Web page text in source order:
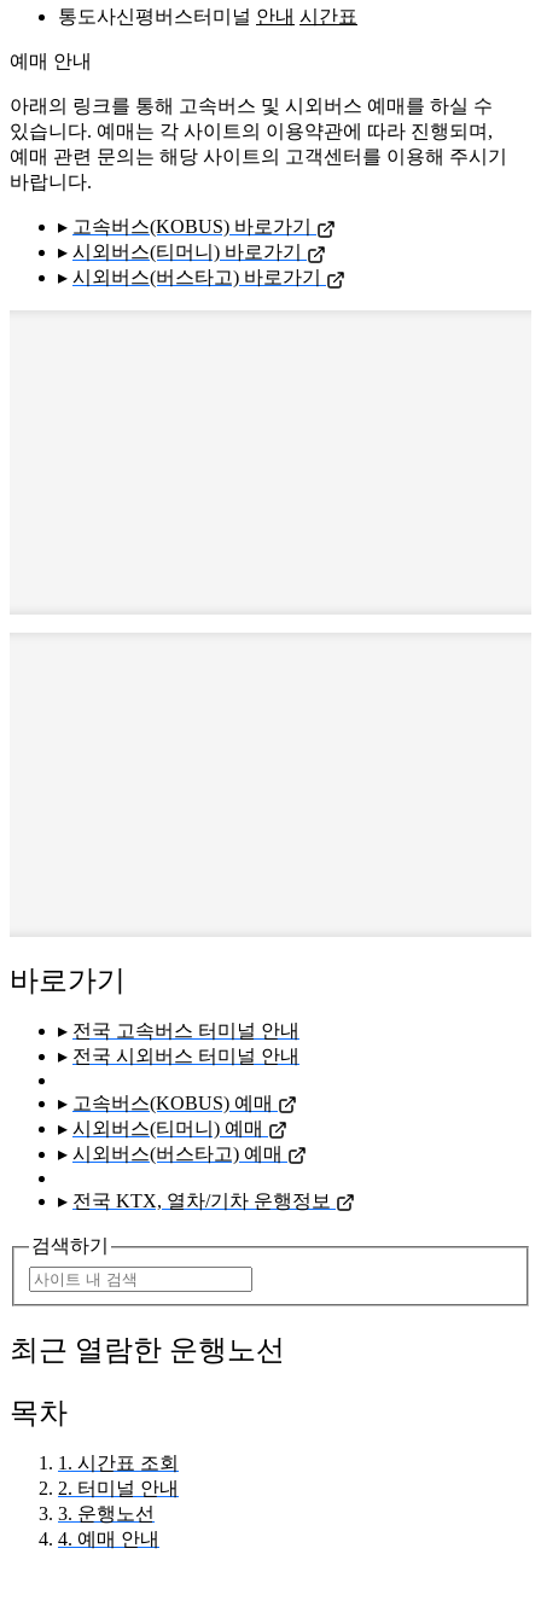
통도사신평버스터미널 안내 시간표
예매 안내
아래의 링크를 통해 고속버스 및 시외버스 예매를 하실 수
있습니다. 예매는 각 사이트의 이용약관에 따라 진행되며,
예매 관련 문의는 해당 사이트의 고객센터를 이용해 주시기
바랍니다.
▸ 고속버스(KOBUS) 바로가기
▸ 시외버스(티머니) 바로가기
▸ 시외버스(버스타고) 바로가기
바로가기
▸ 전국 고속버스 터미널 안내
▸ 전국 시외버스 터미널 안내
▸ 고속버스(KOBUS) 예매
▸ 시외버스(티머니) 예매
▸ 시외버스(버스타고) 예매
▸ 전국 KTX, 열차/기차 운행정보
검색하기
최근 열람한 운행노선
목차
1. 시간표 조회
2. 터미널 안내
3. 운행노선
4. 예매 안내